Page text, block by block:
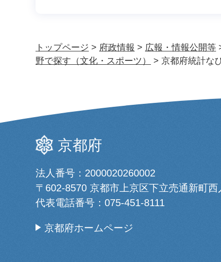
トップページ > 府政情報 > 広報・情報公開等
野で探す（文化・スポーツ）
> 京都府統計な
京都府
法人番号：2000020260002
〒602-8570 京都市上京区下立売通新町
代表電話番号： 075-451-8111
京都府ホームページ